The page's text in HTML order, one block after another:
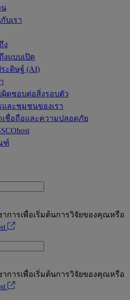
น
บเรา
ง
งแบบเปิด
ะดิษฐ์ (AI)
ผิดชอบต่อสิ่งรอบตัว
ละชุมชนของเรา
เชื่อถือและความปลอดภัย
ฑ์
การเพื่อเริ่มต้นการวิจัยของคุณหรือ
การเพื่อเริ่มต้นการวิจัยของคุณหรือ